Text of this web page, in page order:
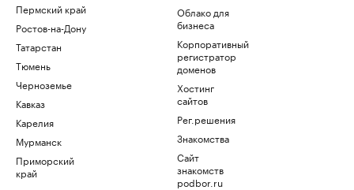
Пермский край
Ростов-на-Дону
Татарстан
Тюмень
Черноземье
Кавказ
Карелия
Мурманск
Приморский
край
Облако для
бизнеса
Корпоративный
регистратор
доменов
Хостинг
сайтов
Рег.решения
Знакомства
Сайт
знакомств
podbor.ru